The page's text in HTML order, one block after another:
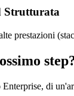
Strutturata
prestazioni
di